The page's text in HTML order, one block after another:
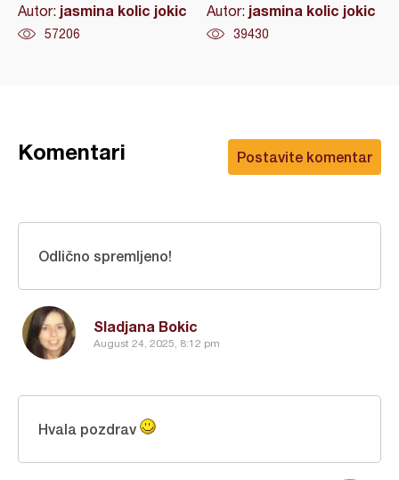
Autor: jasmina kolic jokic
57206
Autor: jasmina kolic jokic
39430
Postavite komentar
Komentari
Sladjana Bokic
August 24, 2025, 8:12 pm
Odlično spremljeno!
Hvala pozdrav